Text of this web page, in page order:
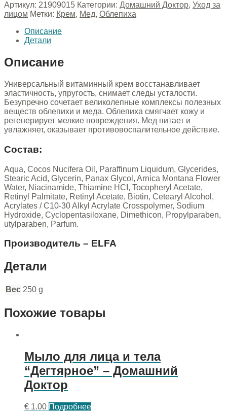
Артикул: 21909015 Категории: Домашний Доктор, Уход за
лицом Метки: Крем, Мед, Облепиха
Описание
Детали
Описание
Универсальный витаминный крем восстанавливает
эластичность, упругость, снимает следы усталости.
Безупречно сочетает великолепные комплексы полезных
веществ облепихи и меда. Облепиха смягчает кожу и
регенерирует мелкие повреждения. Мед питает и
увлажняет, оказывает противовоспалительное действие.
Состав:
Aqua, Cocos Nucifera Oil, Paraffinum Liquidum, Glycerides,
Stearic Acid, Glycerin, Panax Glycol, Arnica Montana Flower
Water, Niacinamide, Thiamine HCI, Tocopheryl Acetate,
Retinyl Palmitate, Retinyl Acetate, Biotin, Cetearyl Alcohol,
Acrylates / C10-30 Alkyl Acrylate Crosspolymer, Sodium
Hydroxide, Cyclopentasiloxane, Dimethicon, Propylparaben,
utylparaben, Parfum.
Производитель – ELFA
Детали
Вес 250 g
Похожие товары
Мыло для лица и тела
“Дегтярное” – Домашний
Доктор
€ 1.00 Подробнее